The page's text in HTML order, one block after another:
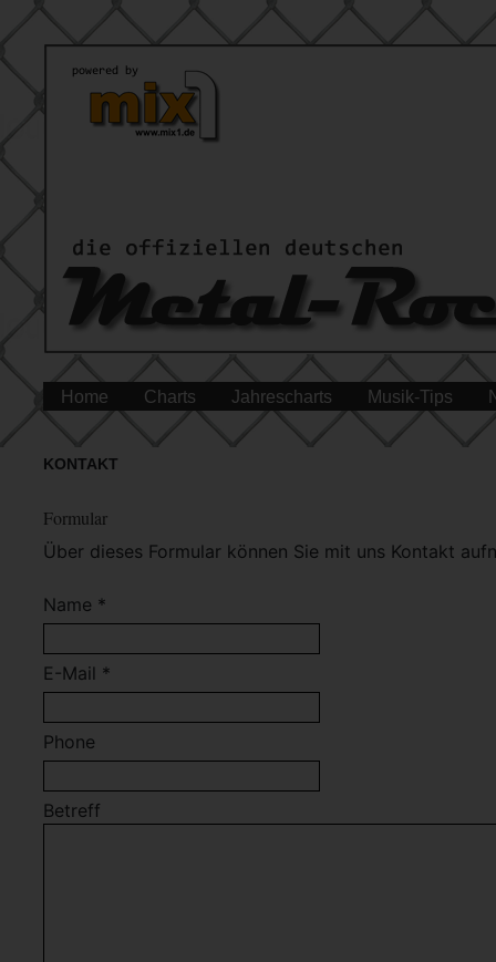
Home Charts Jahrescharts Musik-Tips
KONTAKT
Formular
Über dieses Formular können Sie mit uns Kontakt
Name *
E-Mail *
Phone
Betreff